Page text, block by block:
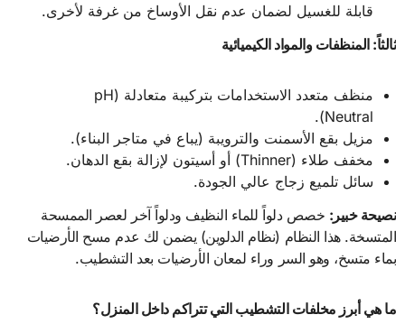
قابلة للغسيل لضمان عدم نقل الأوساخ من غرفة لأخرى.
ثالثاً: المنظفات والمواد الكيميائية
منظف متعدد الاستخدامات بتركيبة متعادلة (pH
Neutral).
مزيل بقع الأسمنت والترويبة (يباع في متاجر البناء).
مخفف طلاء (Thinner) أو أسيتون لإزالة بقع الدهان.
سائل تلميع زجاج عالي الجودة.
نصيحة خبير : خصص دلواً للماء النظيف ودلواً آخر لعصر الممسحة
المتسخة. هذا النظام (نظام الدلوين) يضمن لك عدم مسح الأرضيات
بماء متسخ، وهو السر وراء لمعان الأرضيات بعد التشطيب.
ما هي أبرز مخلفات التشطيب التي تتراكم داخل المنزل؟